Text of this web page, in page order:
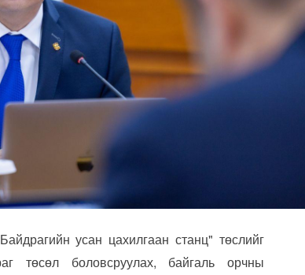
усан цахилгаан станц" төслийг
төсөл боловсруулах, байгаль орчны